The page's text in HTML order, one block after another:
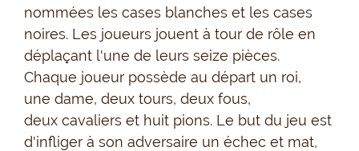
nommées les cases blanches et les cases
noires. Les joueurs jouent à tour de rôle en
déplaçant l'une de leurs seize pièces.
Chaque joueur possède au départ un roi,
une dame, deux tours, deux fous,
deux cavaliers et huit pions. Le but du jeu est
d'infliger à son adversaire un échec et mat,